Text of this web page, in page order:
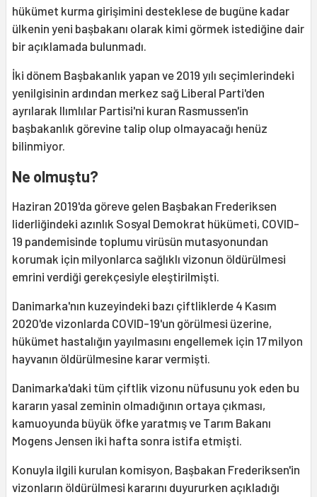
hükümet kurma girişimini desteklese de bugüne kadar
ülkenin yeni başbakanı olarak kimi görmek istediğine dair
bir açıklamada bulunmadı.
İki dönem Başbakanlık yapan ve 2019 yılı seçimlerindeki
yenilgisinin ardından merkez sağ Liberal Parti'den
ayrılarak Ilımlılar Partisi'ni kuran Rasmussen'in
başbakanlık görevine talip olup olmayacağı henüz
bilinmiyor.
Ne olmuştu?
Haziran 2019'da göreve gelen Başbakan Frederiksen
liderliğindeki azınlık Sosyal Demokrat hükümeti, COVID-
19 pandemisinde toplumu virüsün mutasyonundan
korumak için milyonlarca sağlıklı vizonun öldürülmesi
emrini verdiği gerekçesiyle eleştirilmişti.
Danimarka'nın kuzeyindeki bazı çiftliklerde 4 Kasım
2020'de vizonlarda COVID-19'un görülmesi üzerine,
hükümet hastalığın yayılmasını engellemek için 17 milyon
hayvanın öldürülmesine karar vermişti.
Danimarka'daki tüm çiftlik vizonu nüfusunu yok eden bu
kararın yasal zeminin olmadığının ortaya çıkması,
kamuoyunda büyük öfke yaratmış ve Tarım Bakanı
Mogens Jensen iki hafta sonra istifa etmişti.
Konuyla ilgili kurulan komisyon, Başbakan Frederiksen'in
vizonların öldürülmesi kararını duyururken açıkladığı